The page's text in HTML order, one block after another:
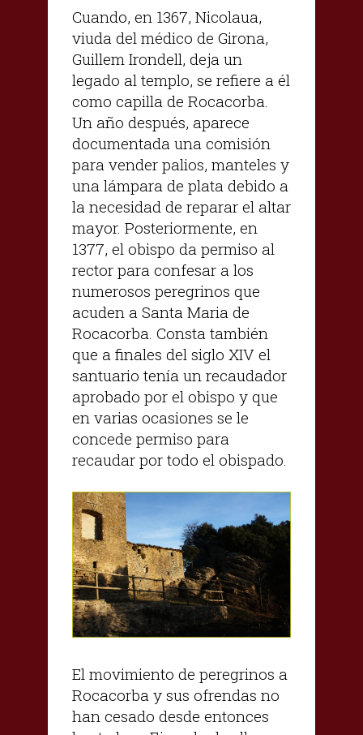
Cuando, en 1367, Nicolaua,
viuda del médico de Girona,
Guillem Irondell, deja un
legado al templo, se refiere a él
como capilla de Rocacorba.
Un año después, aparece
documentada una comisión
para vender palios, manteles y
una lámpara de plata debido a
la necesidad de reparar el altar
mayor. Posteriormente, en
1377, el obispo da permiso al
rector para confesar a los
numerosos peregrinos que
acuden a Santa Maria de
Rocacorba. Consta también
que a finales del siglo XIV el
santuario tenía un recaudador
aprobado por el obispo y que
en varias ocasiones se le
concede permiso para
recaudar por todo el obispado.
El movimiento de peregrinos a
Rocacorba y sus ofrendas no
han cesado desde entonces